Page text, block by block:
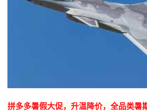
拼多多暑假大促，升温降价，全品类暑